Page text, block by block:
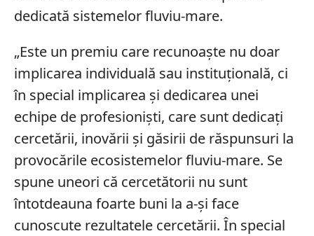
dedicată sistemelor fluviu-mare.
„Este un premiu care recunoaște nu doar
implicarea individuală sau instituțională, ci
în special implicarea și dedicarea unei
echipe de profesioniști, care sunt dedicați
cercetării, inovării și găsirii de răspunsuri la
provocările ecosistemelor fluviu-mare. Se
spune uneori că cercetătorii nu sunt
întotdeauna foarte buni la a-și face
cunoscute rezultatele cercetării. În special